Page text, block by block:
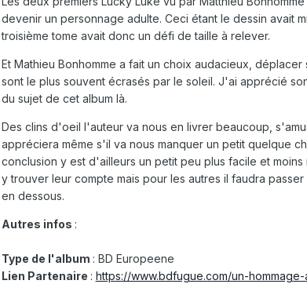
devenir un personnage adulte. Ceci étant le dessin avait
troisième tome avait donc un défi de taille à relever.
Et Mathieu Bonhomme a fait un choix audacieux,
sont le plus souvent écrasés par le soleil. J'ai apprécié
du sujet de cet album là.
Des clins d'oeil l'auteur va nous en livrer beaucoup,
appréciera même s'il va nous manquer un petit quelque
conclusion y est d'ailleurs un petit peu plus facile et
y trouver leur compte mais pour les autres il faudra
en dessous.
Autres infos :
Type de l'album : BD Europeene
Lien Partenaire : https://www.bdfugue.com/un-